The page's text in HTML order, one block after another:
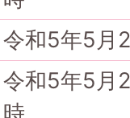
令和5年5月
令和5年5月